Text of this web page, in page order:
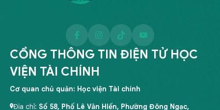
CỔNG THÔNG TIN ĐIỆN TỬ HỌC
VIỆN TÀI CHÍNH
Cơ quan chủ quản: Học viện Tài chính
Địa chỉ: Số 58, Phố Lê Văn Hiến, Phường Đông Ngạc,